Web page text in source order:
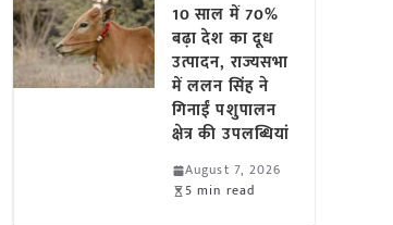
10 साल में 70%
बढ़ा देश का दूध
उत्पादन, राज्यसभा
में ललन सिंह ने
गिनाईं पशुपालन
क्षेत्र की उपलब्धियां
August 7, 2026
5 min read